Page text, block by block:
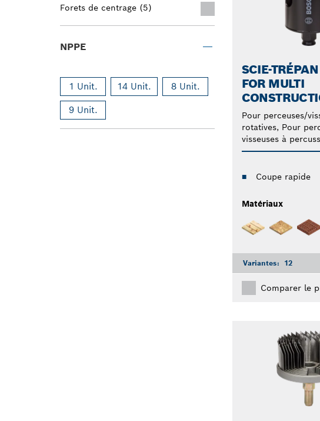
Forets de centrage (5)
NPPE
1 Unit. 14 Unit. 8 Unit.
9 Unit.
SCIE-
FOR MULTI
Pour perceuses/
rotatives, Pour
visseuses à
Coupe rapide
Matériaux
Variantes: 12
Comparer le